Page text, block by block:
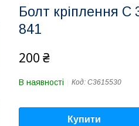
Болт кріплення C
841
200 ₴
В наявності Код: С3615530
Купити